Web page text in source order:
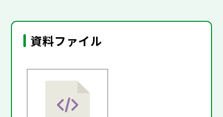
資料ファイル